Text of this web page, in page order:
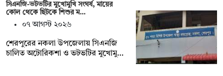
সিএনজি-ভটভটির মুখোমুখি সংঘর্ষ, মায়ের
কোল থেকে ছিটকে শিশুর ম…
০৭ আগস্ট ২০২৬
শেরপুরের নকলা উপজেলায় সিএনজি
চালিত অটোরিকশা ও ভটভটির মুখোমু…